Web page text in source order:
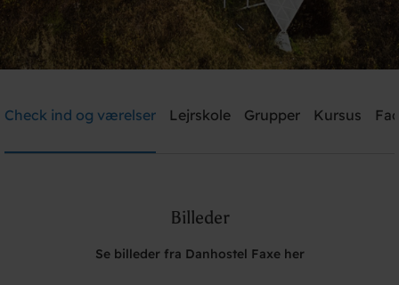
Brug for hjælp? Ring+45 5671 4181
Check ind og værelser Lejrskole Grupper Kursus
Billeder
Se billeder fra Danhostel Faxe her